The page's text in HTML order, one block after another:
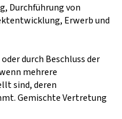
Durchführung von
Erwerb und
durch Beschluss der
mehrere
sind, deren
Gemischte Vertretung